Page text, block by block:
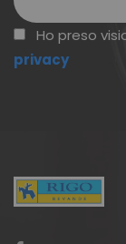
VuotoHo preso
privacy